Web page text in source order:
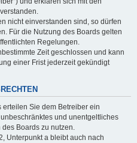
nicht einverstanden sind, so dürfen
Für die Nutzung des Boards gelten
Regelungen.
Zeit geschlossen und kann
einer Frist jederzeit gekündigt
erteilen Sie dem Betreiber ein
und unentgeltliches
des Boards zu nutzen.
Unterpunkt a bleibt auch nach